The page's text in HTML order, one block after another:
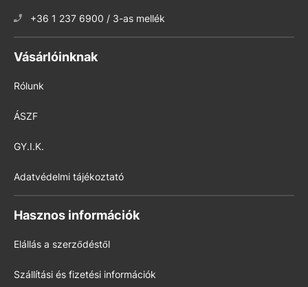
+36 1 237 6900 / 3-as mellék
Vásárlóinknak
Rólunk
ÁSZF
GY.I.K.
Adatvédelmi tájékoztató
Hasznos információk
Elállás a szerződéstől
Szállítási és fizetési információk